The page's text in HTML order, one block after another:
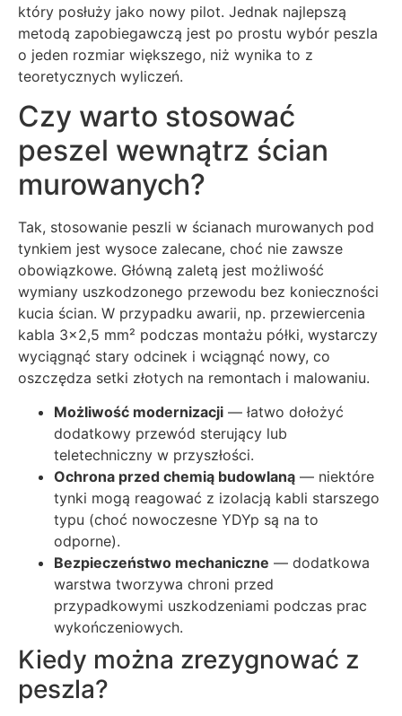
który posłuży jako nowy pilot. Jednak najlepszą
metodą zapobiegawczą jest po prostu wybór peszla
o jeden rozmiar większego, niż wynika to z
teoretycznych wyliczeń.
Czy warto stosować
peszel wewnątrz ścian
murowanych?
Tak, stosowanie peszli w ścianach murowanych pod
tynkiem jest wysoce zalecane, choć nie zawsze
obowiązkowe. Główną zaletą jest możliwość
wymiany uszkodzonego przewodu bez konieczności
kucia ścian. W przypadku awarii, np. przewiercenia
kabla 3×2,5 mm² podczas montażu półki, wystarczy
wyciągnąć stary odcinek i wciągnąć nowy, co
oszczędza setki złotych na remontach i malowaniu.
Możliwość modernizacji — łatwo dołożyć
dodatkowy przewód sterujący lub
teletechniczny w przyszłości.
Ochrona przed chemią budowlaną — niektóre
tynki mogą reagować z izolacją kabli starszego
typu (choć nowoczesne YDYp są na to
odporne).
Bezpieczeństwo mechaniczne — dodatkowa
warstwa tworzywa chroni przed
przypadkowymi uszkodzeniami podczas prac
wykończeniowych.
Kiedy można zrezygnować z
peszla?